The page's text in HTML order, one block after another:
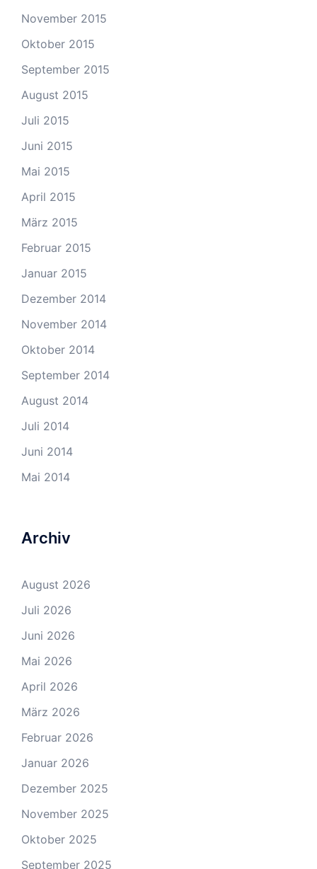
November 2015
Oktober 2015
September 2015
August 2015
Juli 2015
Juni 2015
Mai 2015
April 2015
März 2015
Februar 2015
Januar 2015
Dezember 2014
November 2014
Oktober 2014
September 2014
August 2014
Juli 2014
Juni 2014
Mai 2014
Archiv
August 2026
Juli 2026
Juni 2026
Mai 2026
April 2026
März 2026
Februar 2026
Januar 2026
Dezember 2025
November 2025
Oktober 2025
September 2025